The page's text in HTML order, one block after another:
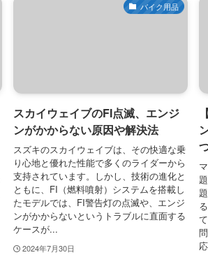
バイク用品
スカイウェイブのFI点滅、エンジ
ンがかからない原因や解決法
スズキのスカイウェイブは、その快適な乗
り心地と優れた性能で多くのライダーから
支持されています。しかし、技術の進化と
ともに、FI（燃料噴射）システムを搭載し
たモデルでは、FI警告灯の点滅や、エンジ
ンがかからないというトラブルに直面する
ケースが...
2024年7月30日